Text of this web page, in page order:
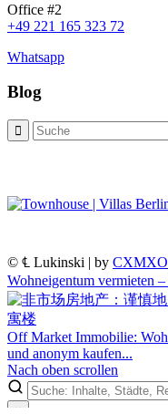
Office #2
+49 221 165 323 72
Whatsapp
Blog
© ℄ Lukinski | by CXMXO
Wohneigentum vermieten
Off Market Immobilie:
und anonym kaufen...
Nach oben scrollen
×